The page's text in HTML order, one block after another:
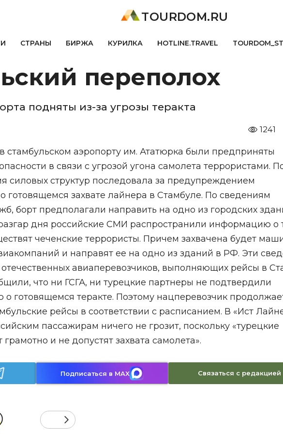
TOURDOM.RU
СТРАНЫ БИРЖА КУРИЛКА HOTLINE.TRAVEL
переполох
подняты из-за угрозы теракта
1241
стамбульском аэропорту им. Ататюрка были предприняты
в связи с угрозой угона самолета террористами.
силовых структур последовала за предупреждением
готовящемся захвате лайнера в Стамбуле. По сведениям
борт предполагали направить на одно из городских
дня российские СМИ распространили информацию о
чеченские террористы. Причем захвачена будет
и направят ее на одно из зданий в РФ. Эти
авиаперевозчиков, выполняющих рейсы в
что ни ГСГА, ни турецкие партнеры не подтвердили
готовящемся теракте. Поэтому нацперевозчик
рейсы в соответствии с расписанием. В «Ист
пассажирам ничего не грозит, поскольку «турецкие
и не допустят захвата самолета».
Подписаться в MAX Связаться с редакцией